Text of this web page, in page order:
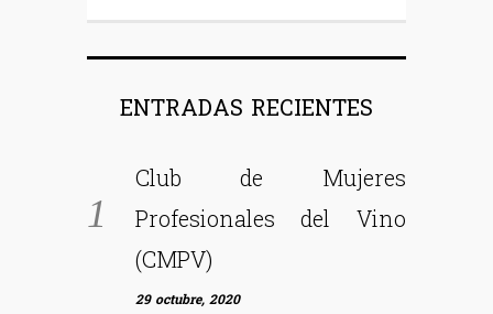
ENTRADAS RECIENTES
Club de Mujeres
Profesionales del Vino
(CMPV)
29 octubre, 2020